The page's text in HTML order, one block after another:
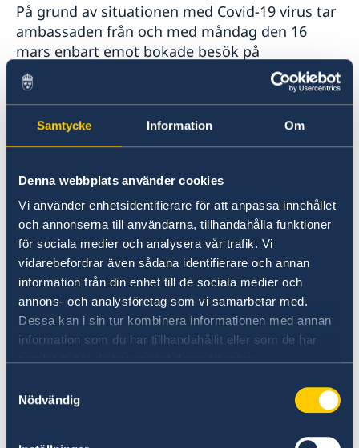
Samtycke Information Om
Denna webbplats använder cookies
Vi använder enhetsidentifierare för att anpassa innehållet
och annonserna till användarna, tillhandahålla funktioner
för sociala medier och analysera vår trafik. Vi
vidarebefordrar även sådana identifierare och annan
information från din enhet till de sociala medier och
annons- och analysföretag som vi samarbetar med.
Dessa kan i sin tur kombinera informationen med annan
information som du har tillhandahållit eller som de har
Nödvändig
På grund av situationen med Covid-19 virus tar
ambassaden från och med måndag den 16
mars enbart emot bokade besök på
ambassaden. För ytterligare information
vänligen kontakta ambassaden under
telefontid.
Për shkak të gjendjes me Covid-19 (Corona),
nga dita e hënë, 16 mars 2020, Ambasada do të
pranojë vetëm aplikantët që kanë caktuar
kohën paraprakisht. Për më tepër
informacione, mund të kontaktoni Ambasadën
e Suedisë në Shkup.
Македонски
од